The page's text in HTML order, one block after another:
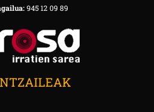
945 12 09 89